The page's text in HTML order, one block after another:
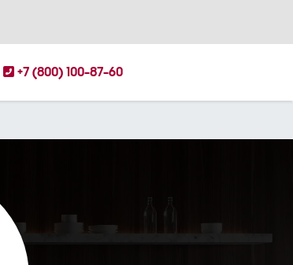
+7 (800) 100-87-60